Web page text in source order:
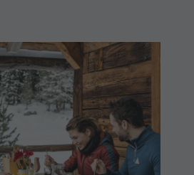
Pustertal
Südtirol
Events
Guide A-Z